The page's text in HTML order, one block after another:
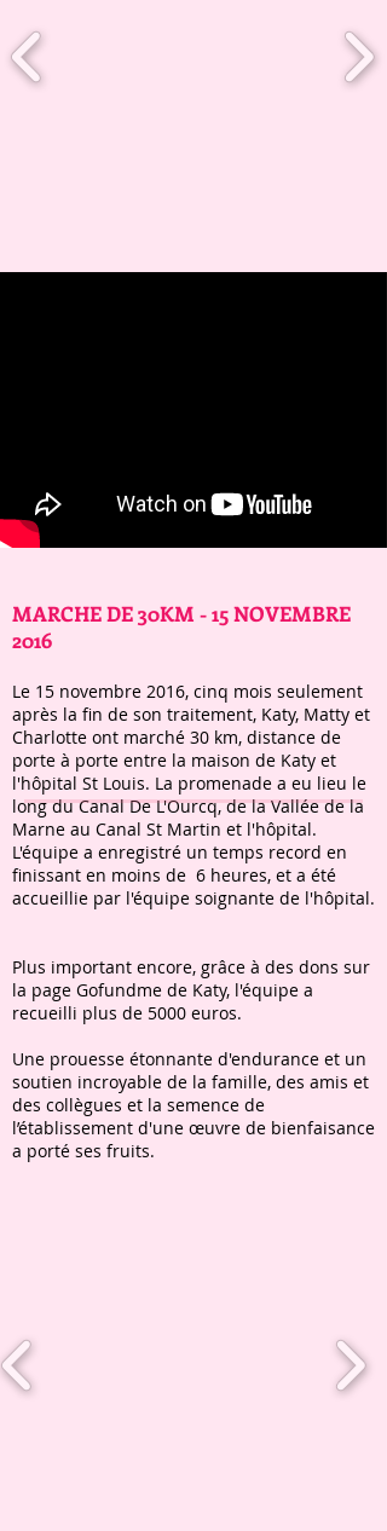
MARCHE DE 30KM - 15 NOVEMBRE
2016
Le 15 novembre 2016, cinq mois seulement
après la fin de son traitement, Katy, Matty et
Charlotte ont marché 30 km, distance de
porte à porte entre la maison de Katy et
l'hôpital St Louis. La promenade a eu lieu le
long du Canal De L'Ourcq, de la Vallée de la
Marne au Canal St Martin et l'hôpital.
L'équipe a enregistré un temps record en
finissant en moins de 6 heures, et a été
accueillie par l'équipe soignante de l'hôpital.
Plus important encore, grâce à des dons sur
la page Gofundme de Katy, l'équipe a
recueilli plus de 5000 euros.
Une prouesse étonnante d'endurance et un
soutien incroyable de la famille, des amis et
des collègues et la semence de
l’établissement d'une œuvre de bienfaisance
a porté ses fruits.